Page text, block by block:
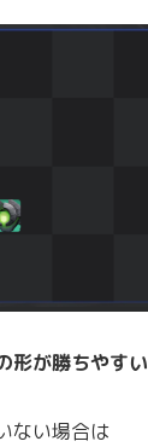
形が勝ちやすい
ない場合は